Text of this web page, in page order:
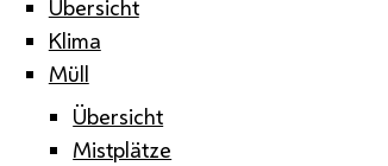
Übersicht
Klima
Müll
Übersicht
Mistplätze